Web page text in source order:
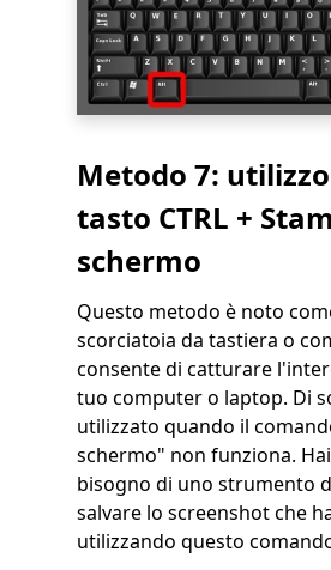
Metodo 7:
tasto CTRL +
schermo
Questo metodo è noto
scorciatoia da tastiera o
consente di catturare
tuo computer o laptop. Di
utilizzato quando il
schermo" non funziona.
bisogno di uno strumento
salvare lo screenshot che
utilizzando questo